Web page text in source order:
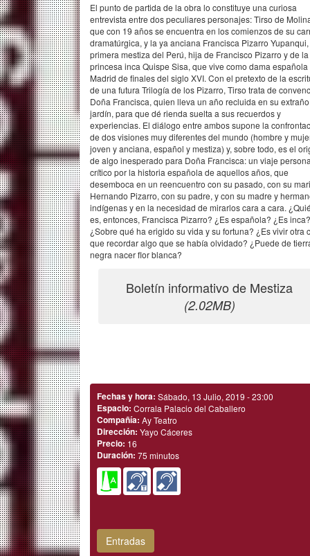
El punto de partida de la obra lo constituye una curiosa
entrevista entre dos peculiares personajes: Tirso de
que con 19 años se encuentra en los comienzos de su
dramatúrgica, y la ya anciana Francisca Pizarro Yupanqui,
primera mestiza del Perú, hija de Francisco Pizarro y de la
princesa inca Quispe Sisa, que vive como dama
Madrid de finales del siglo XVI. Con el pretexto de la
de una futura Trilogía de los Pizarro, Tirso trata de
Doña Francisca, quien lleva un año recluida en su extraño
jardín, para que dé rienda suelta a sus recuerdos y
experiencias. El diálogo entre ambos supone la
de dos visiones muy diferentes del mundo (hombre y
joven y anciana, español y mestiza) y, sobre todo, es el
de algo inesperado para Doña Francisca: un viaje
crítico por la historia española de aquellos años, que
desemboca en un reencuentro con su pasado, con su
Hernando Pizarro, con su padre, y con su madre y
indígenas y en la necesidad de mirarlos cara a cara.
es, entonces, Francisca Pizarro? ¿Es española? ¿Es inca?
¿Sobre qué ha erigido su vida y su fortuna? ¿Es vivir otra
que recordar algo que se había olvidado? ¿Puede de
negra nacer flor blanca?
Boletín informativo de Mestiza
(2.02MB)
Fechas y hora: Sábado, 13 Julio, 2019 - 23:00
Espacio: Corrala Palacio del Caballero
Compañía: Ay Teatro
Dirección: Yayo Cáceres
Precio: 16
Duración: 75 minutos
Entradas